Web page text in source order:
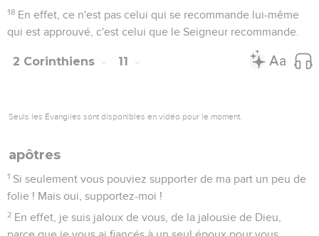
18 En effet, ce n'est pas celui qui se recommande lui-même
qui est approuvé, c'est celui que le Seigneur recommande.
2 Corinthiens 11
Seuls les Évangiles sont disponibles en vidéo pour le moment.
apôtres
1 Si seulement vous pouviez supporter de ma part un peu de
folie ! Mais oui, supportez-moi !
2 En effet, je suis jaloux de vous, de la jalousie de Dieu,